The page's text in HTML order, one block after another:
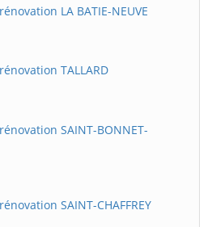
LA BATIE-NEUVE
TALLARD
SAINT-BONNET-
SAINT-CHAFFREY